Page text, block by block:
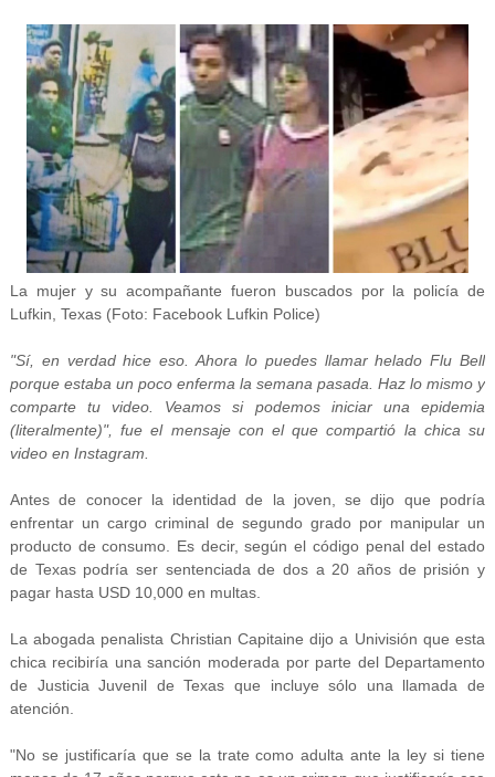
La mujer y su acompañante fueron buscados por la policía de
Lufkin, Texas (Foto: Facebook Lufkin Police)
"Sí, en verdad hice eso. Ahora lo puedes llamar helado Flu Bell
porque estaba un poco enferma la semana pasada. Haz lo mismo y
comparte tu video. Veamos si podemos iniciar una epidemia
(literalmente)", fue el mensaje con el que compartió la chica su
video en Instagram.
Antes de conocer la identidad de la joven, se dijo que podría
enfrentar un cargo criminal de segundo grado por manipular un
producto de consumo. Es decir, según el código penal del estado
de Texas podría ser sentenciada de dos a 20 años de prisión y
pagar hasta USD 10,000 en multas.
La abogada penalista Christian Capitaine dijo a Univisión que esta
chica recibiría una sanción moderada por parte del Departamento
de Justicia Juvenil de Texas que incluye sólo una llamada de
atención.
"No se justificaría que se la trate como adulta ante la ley si tiene